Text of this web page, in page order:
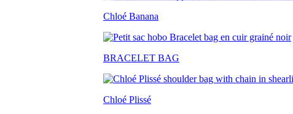
Chloé Banana
BRACELET BAG
Chloé Plissé